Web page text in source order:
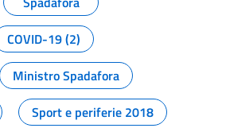
COVID-19 (2)
Ministro Spadafora
Sport e periferie 2018